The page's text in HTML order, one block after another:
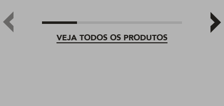
VEJA TODOS OS PRODUTOS